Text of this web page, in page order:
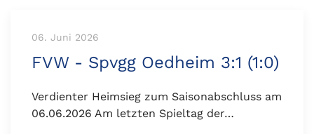
06. Juni 2026
FVW - Spvgg Oedheim 3:1 (1:0)
Verdienter Heimsieg zum Saisonabschluss am
06.06.2026 Am letzten Spieltag der…